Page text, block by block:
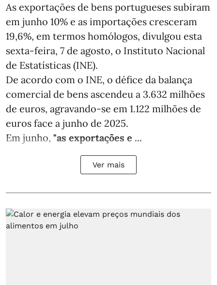
As exportações de bens portugueses subiram
em junho 10% e as importações cresceram
19,6%, em termos homólogos, divulgou esta
sexta-feira, 7 de agosto, o Instituto Nacional
de Estatísticas (INE).
De acordo com o INE, o défice da balança
comercial de bens ascendeu a 3.632 milhões
de euros, agravando-se em 1.122 milhões de
euros face a junho de 2025.
Em junho, "as exportações e ...
Ver mais